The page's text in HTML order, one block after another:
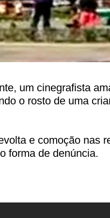
um cinegrafista
o rosto de uma
e comoção nas
forma de denúncia.